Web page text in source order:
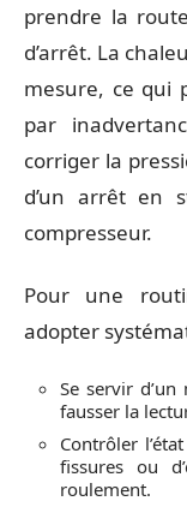
prendre la
d’arrêt. La
mesure, ce qui
par
corriger la
d’un arrêt en
compresseur.
Pour une
adopter
Se servir
fausser la
Contrôler
fissures ou
roulement.